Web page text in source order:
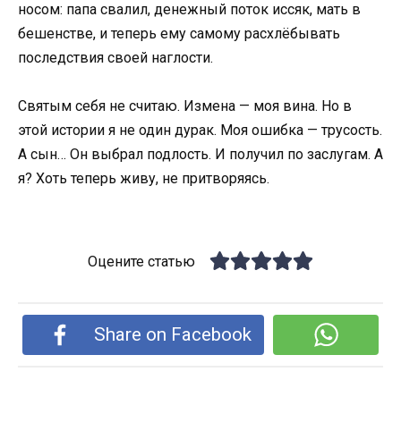
носом: папа свалил, денежный поток иссяк, мать в
бешенстве, и теперь ему самому расхлёбывать
последствия своей наглости.
Святым себя не считаю. Измена — моя вина. Но в
этой истории я не один дурак. Моя ошибка — трусость.
А сын… Он выбрал подлость. И получил по заслугам. А
я? Хоть теперь живу, не притворяясь.
Оцените статью
Share on Facebook